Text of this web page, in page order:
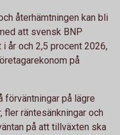
återhämtningen kan bli
att svensk BNP
år och 2,5 procent 2026,
på
förväntningar på lägre
räntesänkningar och
på att tillväxten ska